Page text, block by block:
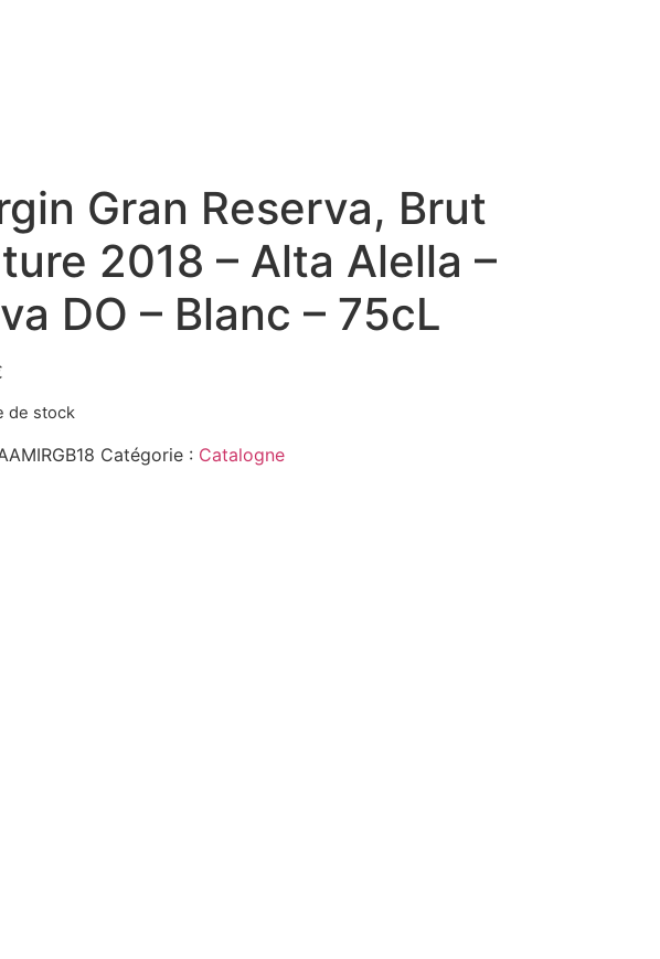
Gran Reserva, Brut
2018 – Alta Alella –
DO – Blanc – 75cL
de stock
Catégorie : Catalogne